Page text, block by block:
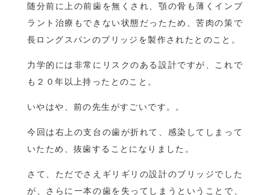
随分前に上の前歯を無くされ、顎の骨も薄くインプ
ラント治療もできない状態だったため、苦肉の策で
長ロングスパンのブリッジを製作されたとのこと。
力学的には非常にリスクのある設計ですが、これで
も２０年以上持ったとのこと。
いやはや、前の先生がすごいです。。
今回は右上の支台の歯が折れて、感染してしまって
いたため、抜歯することになりました。
さて、ただでさえギリギリの設計のブリッジでした
が、さらに一本の歯を失ってしまうということで、